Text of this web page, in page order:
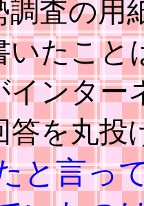
調査の用
いたこと
インター
答を丸投
と言っ